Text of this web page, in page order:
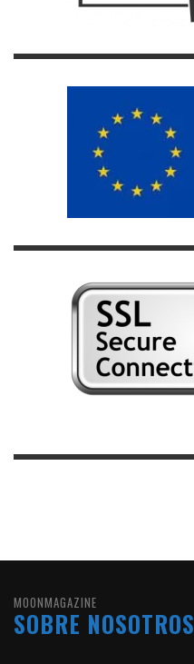
MOONMAGAZINE
SOBRE NOSOTROS